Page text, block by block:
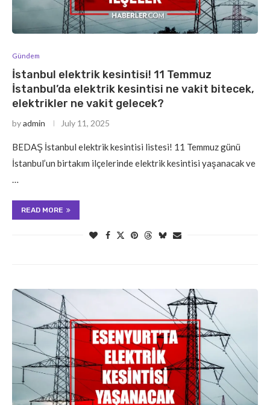
Gündem
İstanbul elektrik kesintisi! 11 Temmuz
İstanbul’da elektrik kesintisi ne vakit bitecek,
elektrikler ne vakit gelecek?
byadmin July 11, 2025
BEDAŞ İstanbul elektrik kesintisi listesi! 11 Temmuz günü
İstanbul’un birtakım ilçelerinde elektrik kesintisi yaşanacak ve
…
READ MORE